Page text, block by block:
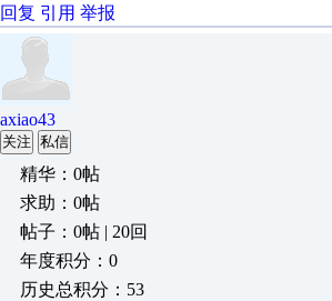
回复 引用 举报
axiao43
关注 私信
精华：0帖
求助：0帖
帖子：0帖 | 20回
年度积分：0
历史总积分：53